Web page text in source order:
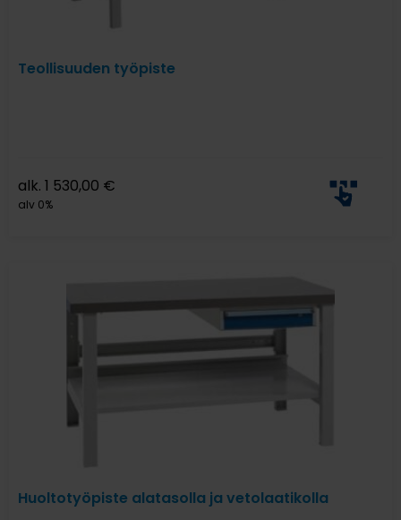
Teollisuuden työpiste
alk. 1 530,00 €
alv 0%
Huoltotyöpiste alatasolla ja vetolaatikolla